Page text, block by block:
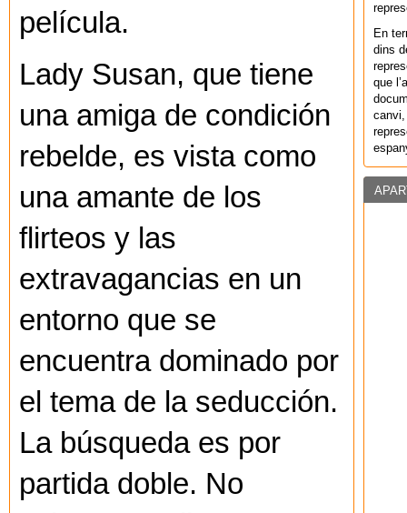
película.
Lady Susan, que tiene
una amiga de condición
rebelde, es vista como
una amante de los
flirteos y las
extravagancias en un
entorno que se
encuentra dominado por
el tema de la seducción.
La búsqueda es por
partida doble. No
En
dins
que
canvi,